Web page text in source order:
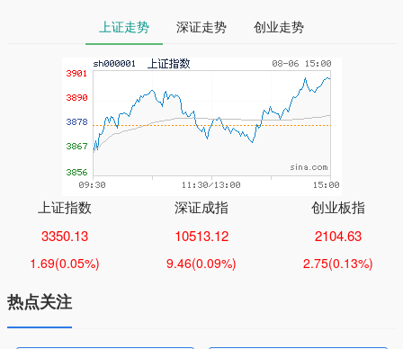
上证走势 深证走势 创业走势
上证指数
3350.13
1.69(0.05%)
深证成指
10513.12
9.46(0.09%)
创业板指
2104.63
2.75(0.13%)
热点关注